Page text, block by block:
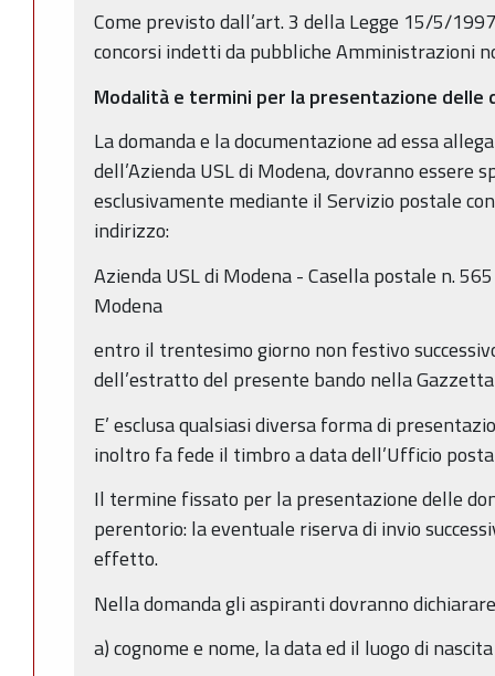
Come previsto dall’art. 3 della Legge 15/5/
concorsi indetti da pubbliche Amministrazioni
Modalità e termini per la presentazione delle
La domanda e la documentazione ad essa
dell’Azienda USL di Modena, dovranno essere
esclusivamente mediante il Servizio postale
indirizzo:
Azienda USL di Modena - Casella postale n.
Modena
entro il trentesimo giorno non festivo
dell’estratto del presente bando nella
E’ esclusa qualsiasi diversa forma di
inoltro fa fede il timbro a data dell’Ufficio
Il termine fissato per la presentazione delle
perentorio: la eventuale riserva di invio
effetto.
Nella domanda gli aspiranti dovranno
a) cognome e nome, la data ed il luogo di